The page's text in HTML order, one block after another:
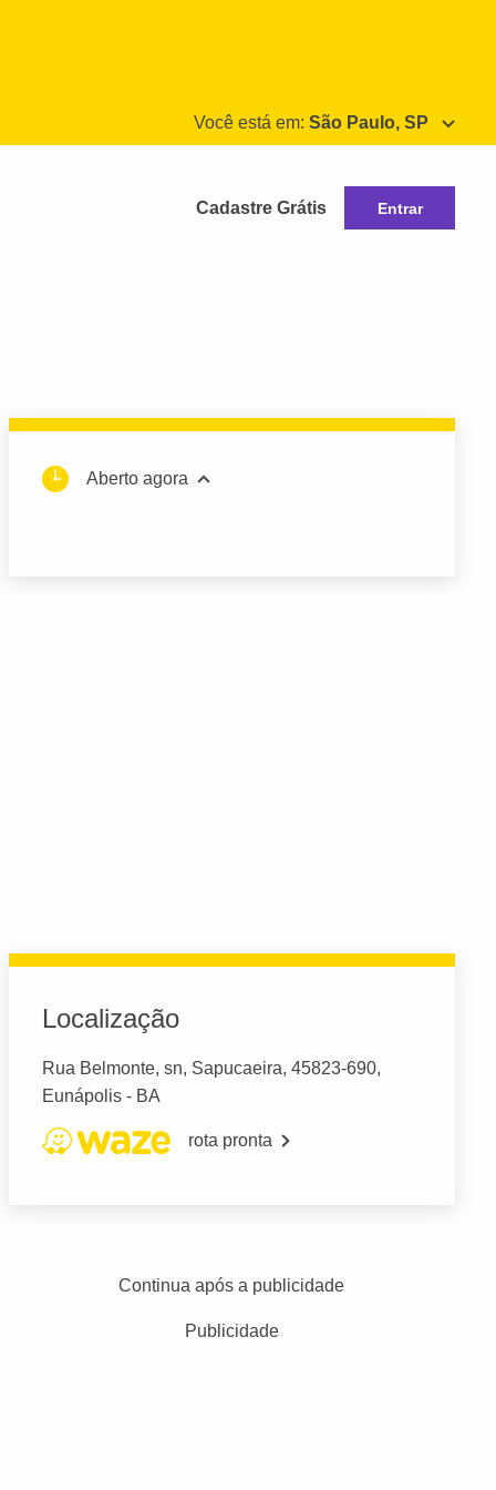
Você está em: São Paulo, SP
Cadastre Grátis Entrar
Aberto agora
Localização
Rua Belmonte, sn, Sapucaeira, 45823-690,
Eunápolis - BA
rota pronta
Continua após a publicidade
Publicidade